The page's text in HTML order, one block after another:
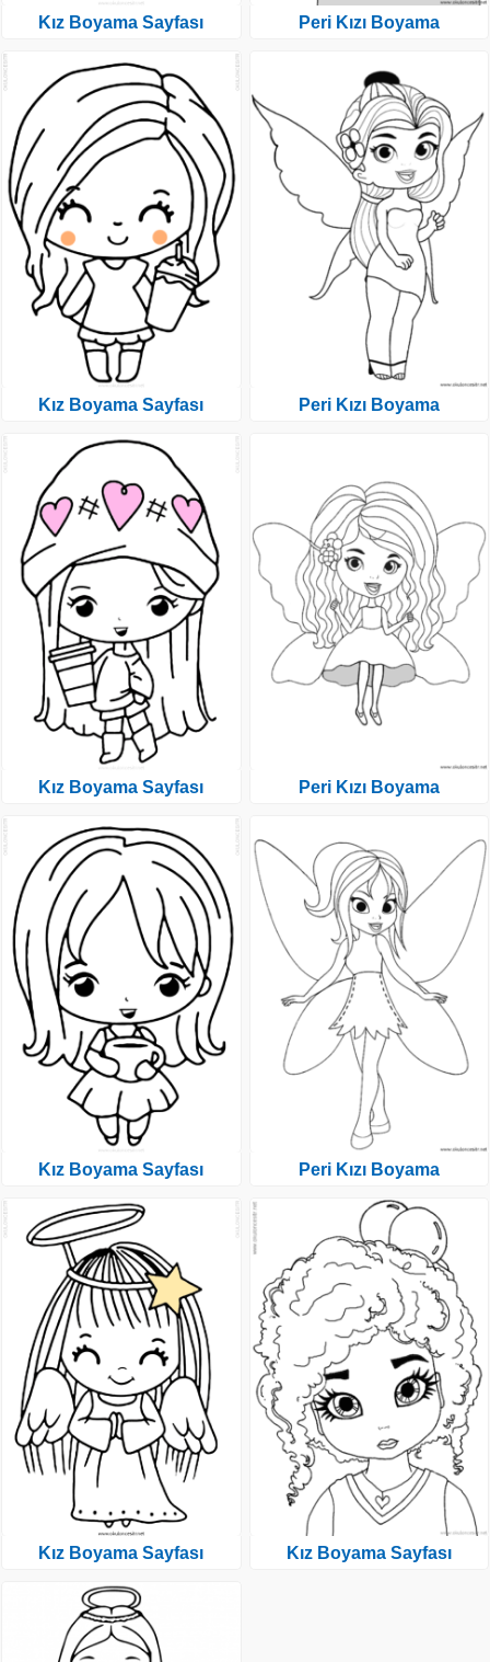
Kız Boyama Sayfası
Kız Boyama Sayfası
Kız Boyama Sayfası
Kız Boyama Sayfası
Kız Boyama Sayfası
Peri Kızı Boyama
Peri Kızı Boyama
Peri Kızı Boyama
Peri Kızı Boyama
Kız Boyama Sayfası